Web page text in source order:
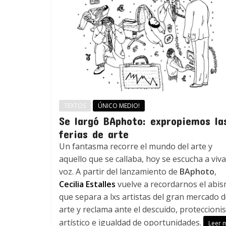
TEXTOS ÚNICO MEDIO!
Se largó BAphoto: expropiemos
ferias de arte
Un fantasma recorre el mundo del arte y
aquello que se callaba, hoy se escucha a viva
voz. A partir del lanzamiento de BAphoto,
Cecilia Estalles vuelve a recordarnos el
que separa a lxs artistas del gran mercado
arte y reclama ante el descuido,
artístico e igualdad de oportunidades.
Leer